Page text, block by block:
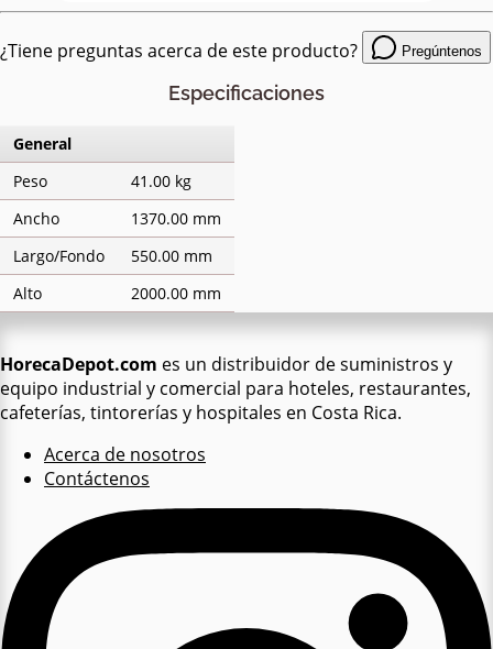
¿Tiene preguntas acerca de este producto? Pregúntenos
Especificaciones
General
Peso
41.00 kg
Ancho
1370.00 mm
Largo/Fondo
550.00 mm
Alto
2000.00 mm
HorecaDepot.com es un distribuidor de suministros y
equipo industrial y comercial para hoteles, restaurantes,
cafeterías, tintorerías y hospitales en Costa Rica.
Acerca de nosotros
Contáctenos